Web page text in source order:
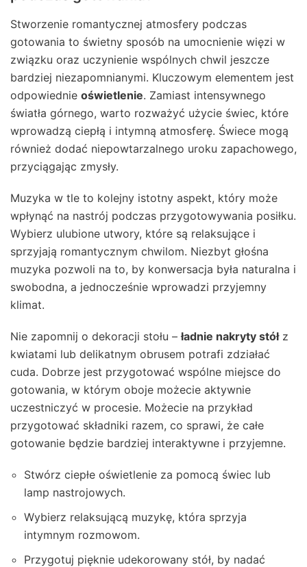
Stworzenie romantycznej atmosfery podczas
gotowania to świetny sposób na umocnienie więzi w
związku oraz uczynienie wspólnych chwil jeszcze
bardziej niezapomnianymi. Kluczowym elementem jest
odpowiednie oświetlenie. Zamiast intensywnego
światła górnego, warto rozważyć użycie świec, które
wprowadzą ciepłą i intymną atmosferę. Świece mogą
również dodać niepowtarzalnego uroku zapachowego,
przyciągając zmysły.
Muzyka w tle to kolejny istotny aspekt, który może
wpłynąć na nastrój podczas przygotowywania posiłku.
Wybierz ulubione utwory, które są relaksujące i
sprzyjają romantycznym chwilom. Niezbyt głośna
muzyka pozwoli na to, by konwersacja była naturalna i
swobodna, a jednocześnie wprowadzi przyjemny
klimat.
Nie zapomnij o dekoracji stołu –ładnie nakryty stółz
kwiatami lub delikatnym obrusem potrafi zdziałać
cuda. Dobrze jest przygotować wspólne miejsce do
gotowania, w którym oboje możecie aktywnie
uczestniczyć w procesie. Możecie na przykład
przygotować składniki razem, co sprawi, że całe
gotowanie będzie bardziej interaktywne i przyjemne.
Stwórz ciepłe oświetlenie za pomocą świec lub
lamp nastrojowych.
Wybierz relaksującą muzykę, która sprzyja
intymnym rozmowom.
Przygotuj pięknie udekorowany stół, by nadać